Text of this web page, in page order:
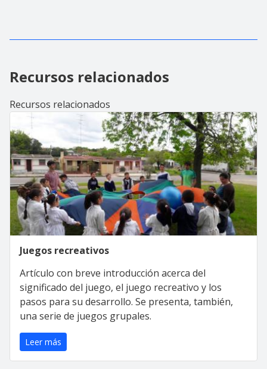
Recursos relacionados
Recursos relacionados
Juegos recreativos
Artículo con breve introducción acerca del
significado del juego, el juego recreativo y los
pasos para su desarrollo. Se presenta, también,
una serie de juegos grupales.
Leer más